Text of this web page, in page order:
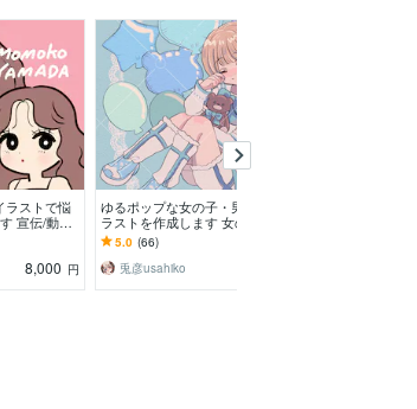
ラストで悩
宣伝/動画/
/グッズ/仕
8,000 円
ゆるポップな女の子・男の子のイ
ラストを作成します 女の子や男
の子・ペットなど。イラスト全般
お任せください！
5.0 (66)
兎彦usahiko